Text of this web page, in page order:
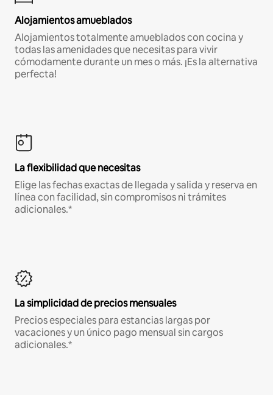
Alojamientos amueblados
Alojamientos totalmente amueblados con cocina y
todas las amenidades que necesitas para vivir
cómodamente durante un mes o más. ¡Es la alternativa
perfecta!
La flexibilidad que necesitas
Elige las fechas exactas de llegada y salida y reserva en
línea con facilidad, sin compromisos ni trámites
adicionales.*
La simplicidad de precios mensuales
Precios especiales para estancias largas por
vacaciones y un único pago mensual sin cargos
adicionales.*